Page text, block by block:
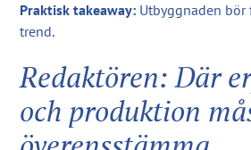
Praktisk takeaway: Utbyggnaden
trend.
Redaktören: Där
och produktion